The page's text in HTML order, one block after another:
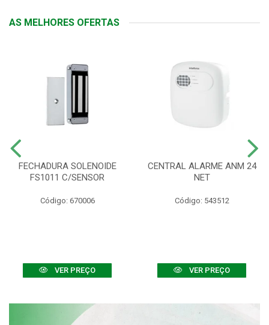
AS MELHORES OFERTAS
FECHADURA SOLENOIDE
FS1011 C/SENSOR
Código: 670006
VER PREÇO
CENTRAL ALARME ANM 24
NET
Código: 543512
VER PREÇO